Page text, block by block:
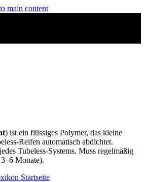
main content
) ist ein flüssiges Polymer, das kleine
Reifen automatisch abdichtet.
Tubeless-Systems. Muss regelmäßig
Monate).
Startseite